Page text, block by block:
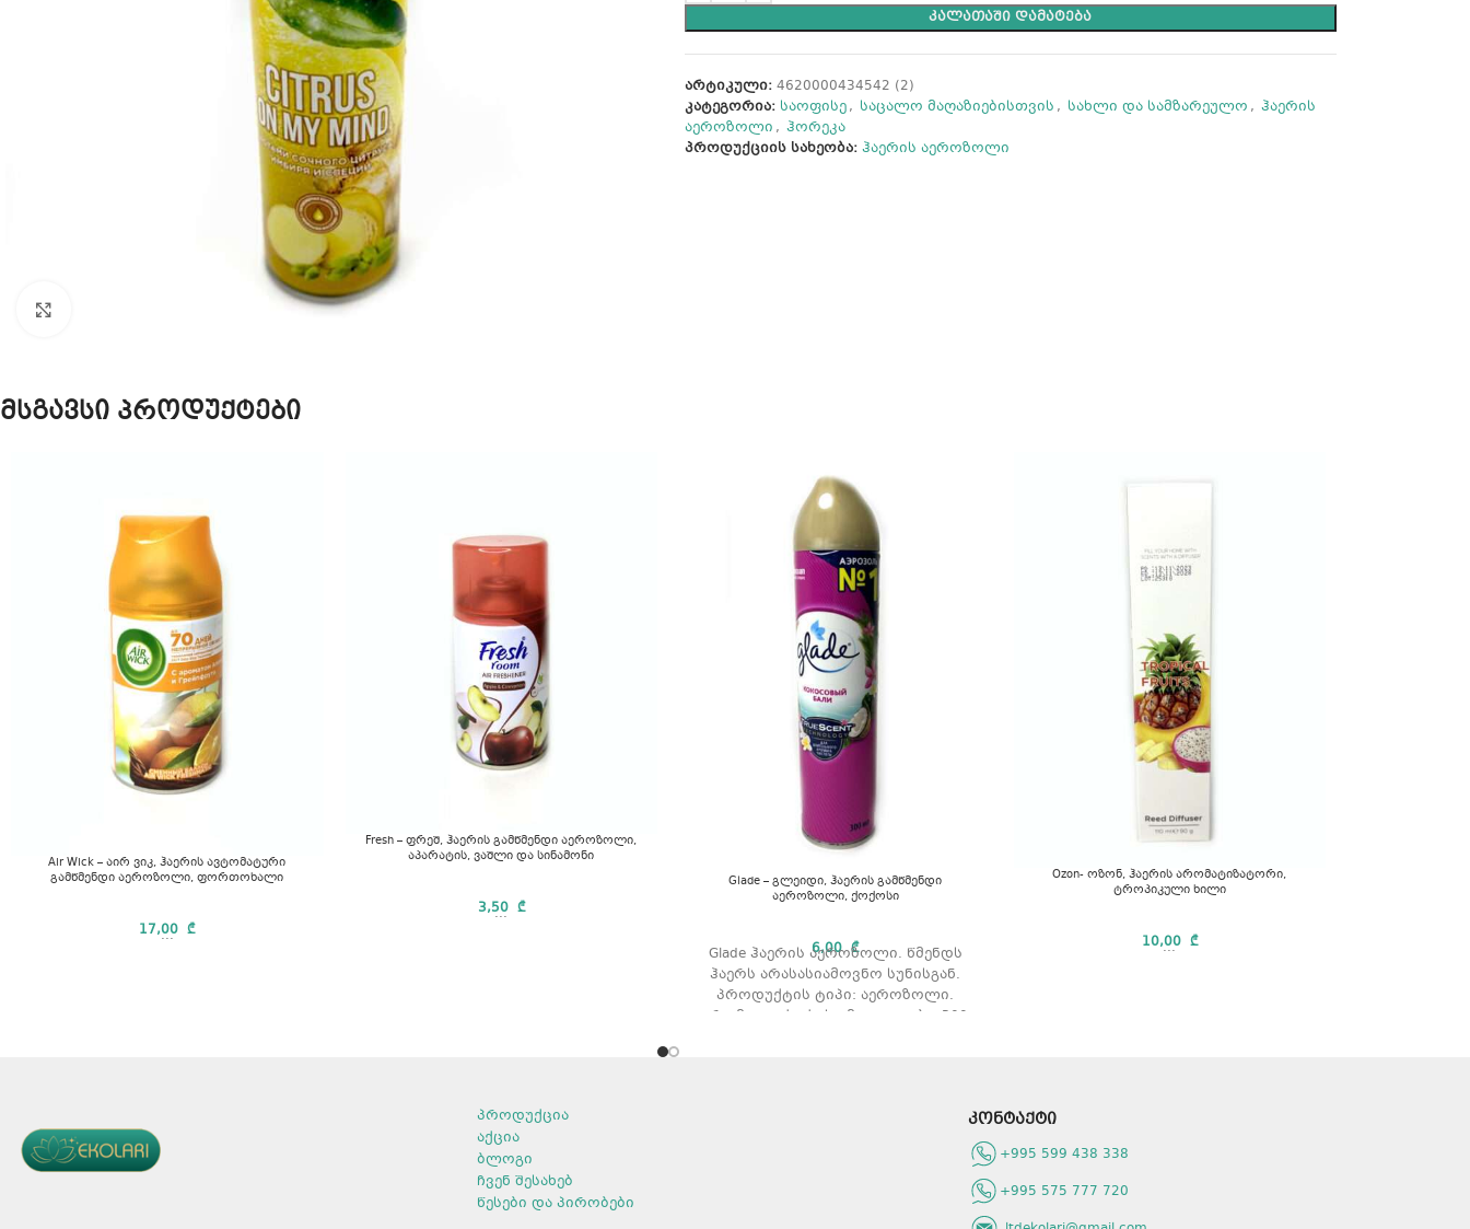
ᲙᲐᲚᲐᲗᲐᲨᲘ ᲓᲐᲛᲐᲢᲔᲑᲐ
არტიკული: 4620000434542 (2)
კატეგორია: საოფისე, საცალო მაღაზიებისთვის , სახლი და სამზარეულო , ჰაერის
აეროზოლი , ჰორეკა
პროდუქციის სახეობა: ჰაერის აეროზოლი
მსგავსი პროდუქტები
Air Wick – აირ ვიკ, ჰაერის ავტომატური
გამწმენდი აეროზოლი, ფორთოხალი
17,00₾
...
Fresh – ფრეშ, ჰაერის გამწმენდი აეროზოლი,
აპარატის, ვაშლი და სინამონი
3,50 ₾
...
Glade – გლეიდი, ჰაერის გამწმენდი
აეროზოლი, ქოქოსი
6,00₾
Glade ჰაერის აეროზოლი. წმენდს
ჰაერს არასასიამოვნო სუნისგან.
პროდუქტის ტიპი: აეროზოლი.
არომატი: ქოქოსი მოცულობა: 300
Ozon- ოზონ, ჰაერის არომატიზატორი,
ტროპიკული ხილი
10,00 ₾
...
პროდუქცია
აქცია
ბლოგი
ჩვენ შესახებ
წესები და პირობები
კონტაქტი
+995 599 438 338
+995 575 777 720